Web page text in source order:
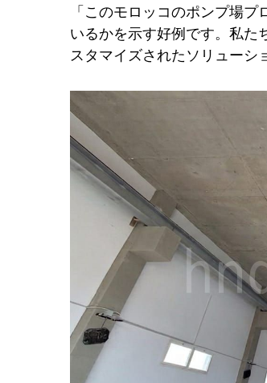
「このモロッコのポンプ場
いるかを示す好例です。私た
スタマイズされたソリューシ